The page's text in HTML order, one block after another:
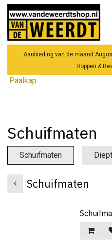
Overslaan naar inhoud
Aanbieding van de maand
Doppen &
Paalkap
Schuifmaten
Schuifmaten
Schuifmaten